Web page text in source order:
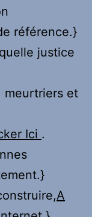
référence.}
justice
meurtriers et
Ici .
A